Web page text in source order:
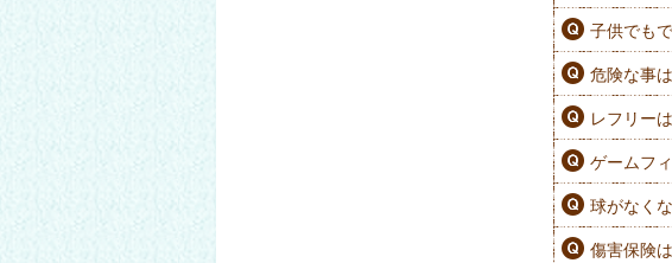
子供でも
危険な事
レフリー
ゲームフ
球がなく
傷害保険